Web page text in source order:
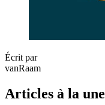
Écrit par
vanRaam
Articles à la une